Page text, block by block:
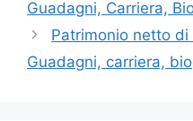
Guadagni, Carriera,
Patrimonio netto di
Guadagni, carriera,